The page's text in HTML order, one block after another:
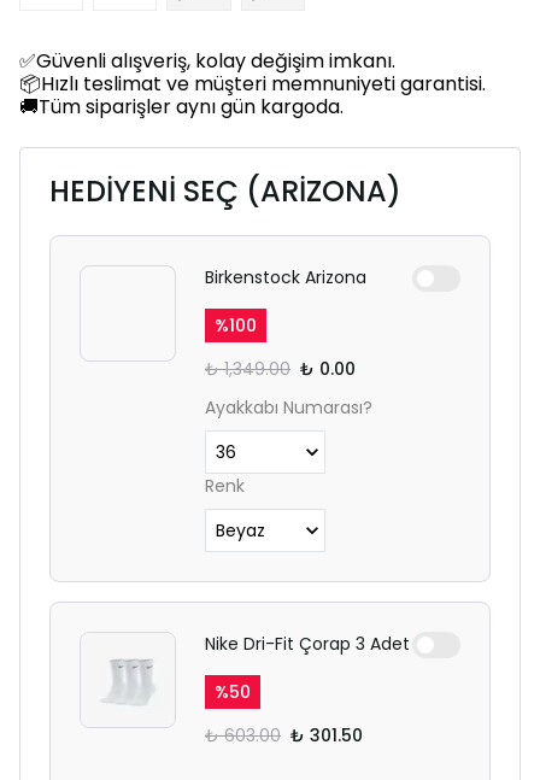
✅Güvenli alışveriş, kolay değişim imkanı.
📦Hızlı teslimat ve müşteri memnuniyeti garantisi.
🚚Tüm siparişler aynı gün kargoda.
HEDİYENİ SEÇ (ARİZONA)
Birkenstock Arizona
%100
₺ 1,349.00 ₺ 0.00
Ayakkabı Numarası?
Renk
Nike Dri-Fit Çorap 3 Adet
%50
₺ 603.00 ₺ 301.50